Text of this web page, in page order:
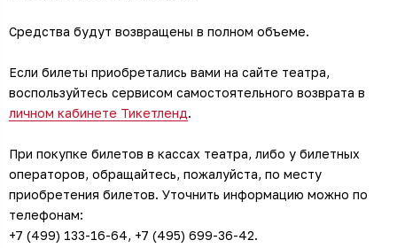
Средства будут возвращены в полном объеме.
Если билеты приобретались вами на сайте театра,
воспользуйтесь сервисом самостоятельного возврата в
личном кабинете Тикетленд.
При покупке билетов в кассах театра, либо у билетных
операторов, обращайтесь, пожалуйста, по месту
приобретения билетов. Уточнить информацию можно по
телефонам:
+7 (499) 133-16-64, +7 (495) 699-36-42.